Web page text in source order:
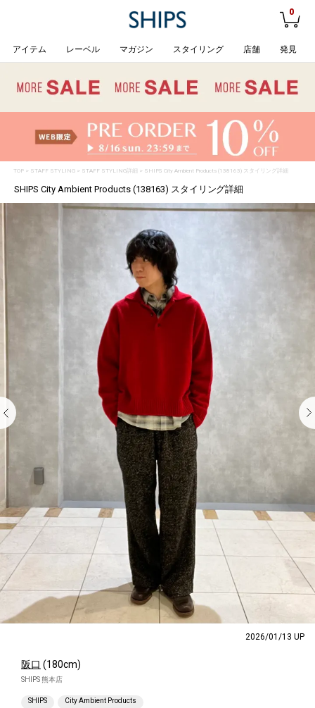
0
アイテム レーベル マガジン スタイリング 店舗 発見
TOP> STAFF STYLING> STAFF STYLING詳細 > SHIPS City Ambient Products (138163) スタイリング詳細
SHIPS City Ambient Products (138163) スタイリング詳細
2026/01/13 UP
阪口 (180cm)
SHIPS 熊本店
SHIPS City Ambient Products